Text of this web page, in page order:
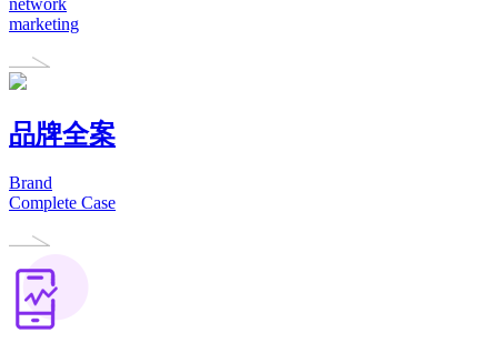
marketing
品牌全案
Brand
Complete Case